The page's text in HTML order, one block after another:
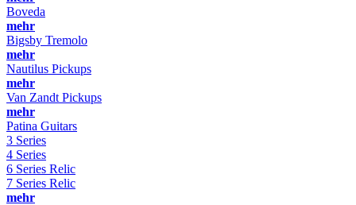
Boveda
mehr
Bigsby Tremolo
mehr
Nautilus Pickups
mehr
Van Zandt Pickups
mehr
Patina Guitars
3 Series
4 Series
6 Series Relic
7 Series Relic
mehr